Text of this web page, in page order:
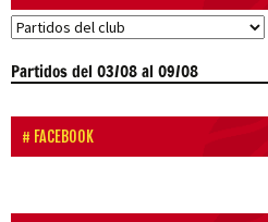
Partidosdel 03/08 al 09/08
FACEBOOK